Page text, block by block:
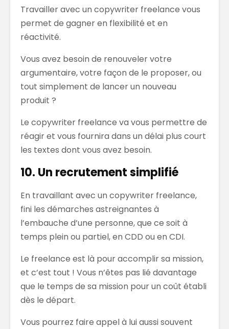
Travailler avec un copywriter freelance vous
permet de gagner en flexibilité et en
réactivité.
Vous avez besoin de renouveler votre
argumentaire, votre façon de le proposer, ou
tout simplement de lancer un nouveau
produit ?
Le copywriter freelance va vous permettre de
réagir et vous fournira dans un délai plus court
les textes dont vous avez besoin.
10. Un recrutement simplifié
En travaillant avec un copywriter freelance,
fini les démarches astreignantes à
l’embauche d’une personne, que ce soit à
temps plein ou partiel, en CDD ou en CDI.
Le freelance est là pour accomplir sa mission,
et c’est tout ! Vous n’êtes pas lié davantage
que le temps de sa mission pour un coût établi
dès le départ.
Vous pourrez faire appel à lui aussi souvent